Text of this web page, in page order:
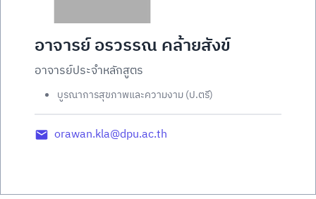
อาจารย์ อรวรรณ คล้ายสังข์
อาจารย์ประจำหลักสูตร
บูรณาการสุขภาพและความงาม (ป.ตรี)
orawan.kla@dpu.ac.th